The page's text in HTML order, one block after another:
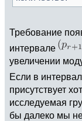
Требование
интервале
увеличении
Если в
присутствует
исследуемая
бы далеко мы